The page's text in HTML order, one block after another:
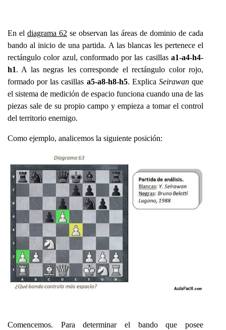
En el diagrama 62 se observan las áreas de dominio de cada
bando al inicio de una partida. A las blancas les pertenece el
rectángulo color azul, conformado por las casillas a1-a4-h4-
h1. A las negras les corresponde el rectángulo color rojo,
formado por las casillas a5-a8-h8-h5. Explica Seirawanque
el sistema de medición de espacio funciona cuando una de las
piezas sale de su propio campo y empieza a tomar el control
del territorio enemigo.
Como ejemplo, analicemos la siguiente posición:
Comencemos. Para determinar el bando que posee